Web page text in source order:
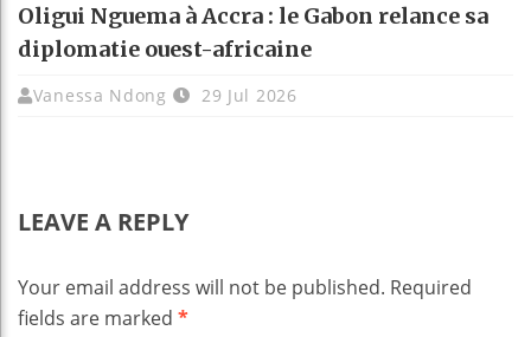
Oligui Nguema à Accra : le Gabon relance sa
diplomatie ouest-africaine
Vanessa Ndong 29 Jul 2026
LEAVE A REPLY
Your email address will not be published. Required
fields are marked *